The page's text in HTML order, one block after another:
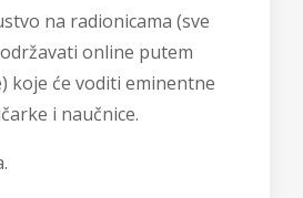
na radionicama (sve
online putem
koje će voditi eminentne
i naučnice.